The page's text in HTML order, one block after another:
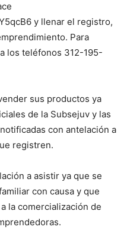
y llenar el registro,
Para
los teléfonos 312-195-
sus productos ya
de la Subsejuv y las
con antelación a
registren.
a asistir ya que se
con causa y que
la comercialización de